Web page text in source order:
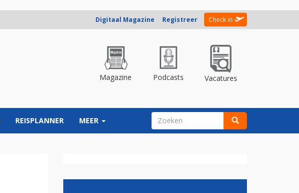
Digitaal Magazine Registreer Check in
Magazine Podcasts Vacatures
REISPLANNER MEER ZOEKVELD